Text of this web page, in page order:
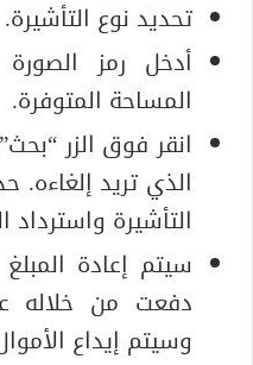
تحديد نوع التأشيرة.
أدخل رمز
المساحة المتوفرة.
انقر فوق الزر
الذي تريد إلغاءه.
التأشيرة واسترداد
سيتم إعادة
دفعت من خلاله
وسيتم إيداع الأموال